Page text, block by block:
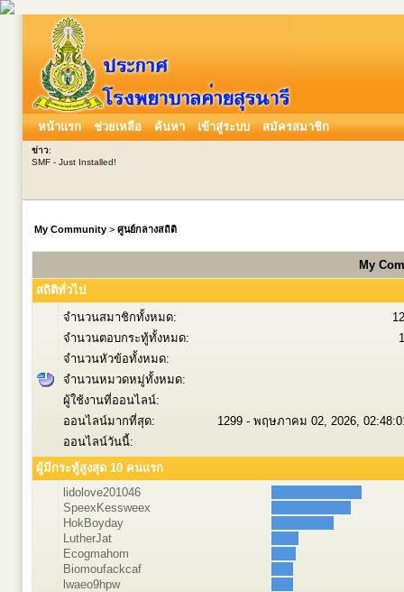
หน้าแรก ช่วยเหลือ ค้นหา เข้าสู่ระบบ สมัครสมาชิก
ข่าว:
SMF - Just Installed!
My Community > ศูนย์กลางสถิติ
My
สถิติทั่วไป
จำนวนสมาชิกทั้งหมด:
จำนวนตอบกระทู้ทั้งหมด:
จำนวนหัวข้อทั้งหมด:
จำนวนหมวดหมู่ทั้งหมด:
ผู้ใช้งานที่ออนไลน์:
ออนไลน์มากที่สุด:
1299 - พฤษภาคม 02, 2026,
ออนไลน์วันนี้:
ผู้มีกระทู้สูงสุด 10 คนแรก
lidolove201046
SpeexKessweex
HokBoyday
LutherJat
Ecogmahom
Biomoufackcaf
lwaeo9hpw